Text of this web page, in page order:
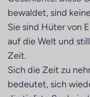
bewaldet, sind
Sie sind Hüter von
auf die Welt und
Zeit.
Sich die Zeit zu
bedeutet, sich